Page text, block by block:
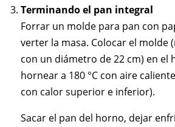
Terminando el pan integral
Forrar un molde para pan con
verter la masa. Colocar el molde
con un diámetro de 22 cm) en el
hornear a 180 °C con aire
con calor superior e inferior).
Sacar el pan del horno, dejar